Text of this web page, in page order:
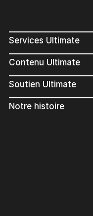
Services Ultimate
Contenu Ultimate
Soutien Ultimate
Notre histoire